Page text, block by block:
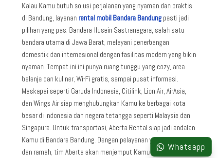
Kalau Kamu butuh solusi perjalanan yang nyaman dan praktis
di Bandung, layanan rental mobil Bandara Bandungpasti jadi
pilihan yang pas. Bandara Husein Sastranegara, salah satu
bandara utama di Jawa Barat, melayani penerbangan
domestik dan internasional dengan fasilitas modern yang bikin
nyaman. Tempat ini ini punya ruang tunggu yang cozy, area
belanja dan kuliner, Wi-Fi gratis, sampai pusat informasi.
Maskapai seperti Garuda Indonesia, Citilink, Lion Air, AirAsia,
dan Wings Air siap menghubungkan Kamu ke berbagai kota
besar di Indonesia dan negara tetangga seperti Malaysia dan
Singapura. Untuk transportasi, Aberta Rental siap jadi andalan
Kamu di Bandara Bandung. Dengan pelayanan yang profesional
dan ramah, tim Aberta akan menjemput Kamu tepat waktu di
Whatsapp